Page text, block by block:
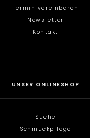
Termin vereinbaren
Newsletter
Kontakt
UNSER ONLINESHOP
Suche
Schmuckpflege